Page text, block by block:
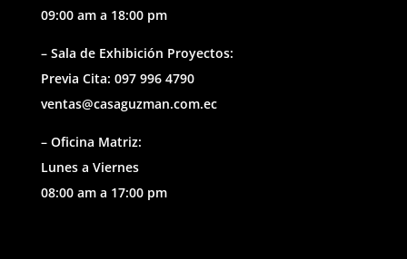
09:00 am a 18:00 pm
– Sala de Exhibición Proyectos:
Previa Cita: 097 996 4790
ventas@casaguzman.com.ec
– Oficina Matriz:
Lunes a Viernes
08:00 am a 17:00 pm